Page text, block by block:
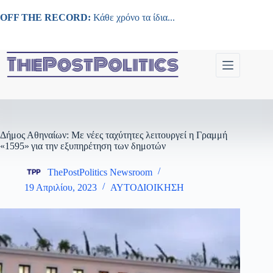
στο
OFF THE RECORD: Κάθε χρόνο τα ίδια...
Δήμος Αθηναίων: Με νέες ταχύτητες λειτουργεί η Γραμμή
«1595» για την εξυπηρέτηση των δημοτών
ThePostPolitics Newsroom
19 Απριλίου, 2023
ΑΥΤΟΔΙΟΙΚΗΣΗ